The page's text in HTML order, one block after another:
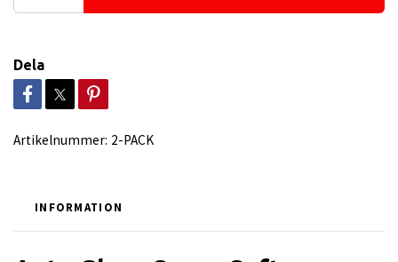
Dela
Artikelnummer: 2-PACK
INFORMATION